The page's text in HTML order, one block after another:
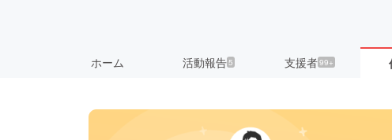
ホーム 活動報告5 支援者99+